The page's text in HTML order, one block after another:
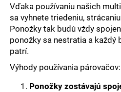
Vďaka používaniu našich
sa vyhnete triedeniu,
Ponožky tak budú vždy
ponožky sa nestratia a každý
patrí.
Výhody používania párovačov:
Ponožky zostávajú
HĽADAŤ
O
d